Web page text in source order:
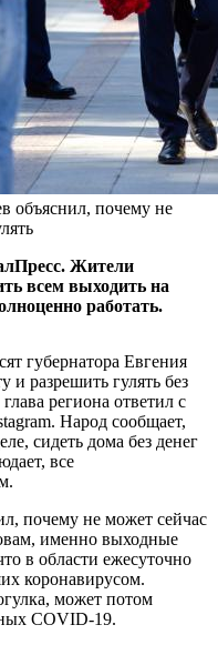
объяснил, почему не
Жители
всем выходить на
работать.
губернатора Евгения
и разрешить гулять без
региона ответил с
Народ сообщает,
сидеть дома без денег
все
почему не может сейчас
именно выходные
в области ежесуточно
коронавирусом.
может потом
COVID-19.